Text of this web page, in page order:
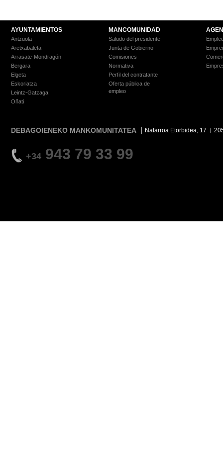
AYUNTAMIENTOS
Antzuola
Aretxabaleta
Arrasate-Mondragón
Bergara
Elgeta
Eskoriatza
Leintz-Gatzaga
Oñati
MANCOMUNIDAD
Saludo del presidente
Junta de Gobierno
Comisiones
Normativa
Perfil del contratante
Oferta pública de
empleo
DEBAGOIENEKO MANKOMUNITATEA Nafarroa Etorbidea, 17
+34 943 79 33 99